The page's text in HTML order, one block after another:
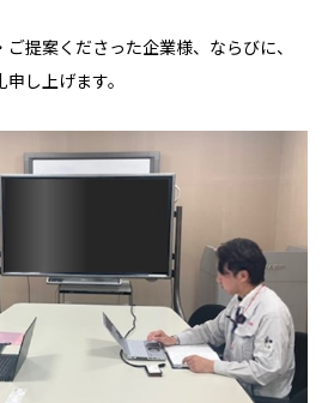
提案くださった企業様、ならびに、
し上げます。